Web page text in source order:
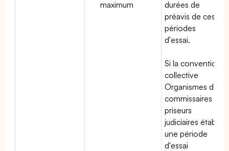
maximum
durées de
préavis de ces
périodes
d'essai.
Si la convention
collective
Organismes des
commissaires
priseurs
judiciaires établit
une période
d'essai